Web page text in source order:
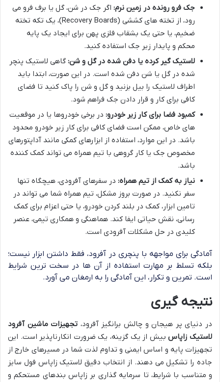
جک فرو رونده در زمین نرم: اگر جک در شن، گل یا برف فرو می
رود، از تخته های کششی (Recovery Boards)، یک تکه تخته
ضخیم، یا حتی یک بشقاب فلزی پهن برای ایجاد یک پایه
محکم و پایدار زیر جک استفاده کنید.
لاستیک گیر کرده یا دفن شده در گل و شن: گاهی لاستیک پنچر
شده در گل یا شن دفن شده است. در این صورت، ابتدا باید
اطراف لاستیک را بیل بزنید و گل و شن را پاک کنید تا فضای
کافی برای کار و قرار دادن جک فراهم شود.
کمبود فضا برای کار زیر خودرو: در برخی خودروها یا در موقعیت
های خاص، ممکن است فضای کافی برای کار زیر خودرو محدود
باشد. در این موارد، استفاده از ابزارهای کمکی مانند آداپتورهای
مخصوص جک یا کار گروهی با تیم همراه می تواند کمک کننده
باشد.
نیاز به کمک از تیم همراه: در سفرهای آفرودی، هیچگاه تنها
سفر نکنید. در صورت بروز مشکل، تیم همراه شما می تواند در
تامین ابزار، کمک در بلند کردن خودرو، یا حتی اعزام برای کمک
رسانی، نقش حیاتی ایفا کند. هماهنگی و همکاری تیمی، عنصر
کلیدی در حل مشکلات آفرودی است.
آمادگی برای مواجهه با پنچری در آفرود، فقط داشتن ابزار نیست؛
بلکه تسلط بر مهارت استفاده از آن ها در سخت ترین شرایط
است. تمرین و تکرار، این آمادگی را به ارمغان می آورد.
نتیجه گیری
در دنیای پر هیجان و چالش برانگیز آفرود، تجهیزات ماشین آفرود
لاستیک زاپاسبیش از یک گزینه، یک ضرورت انکارناپذیر است. این
تجهیزات پایه و اساس ایمنی و تداوم لذت شما در مسیرهای خارج از
جاده را تشکیل می دهند. از انتخاب دقیق لاستیک زاپاس فول سایز
و متناسب با شرایط، تا سرمایه گذاری بر زاپاس بندهای مستحکم و